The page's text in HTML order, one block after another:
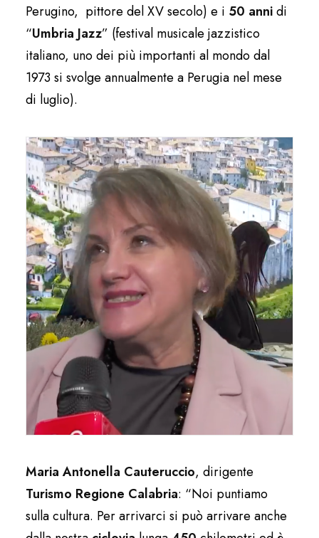
Perugino, pittore del XV secolo) e i 50 annidi
“Umbria Jazz” (festival musicale jazzistico
italiano, uno dei più importanti al mondo dal
1973 si svolge annualmente a Perugia nel mese
di luglio).
Maria Antonella Cauteruccio, dirigente
Turismo Regione Calabria: “Noi puntiamo
sulla cultura. Per arrivarci si può arrivare anche